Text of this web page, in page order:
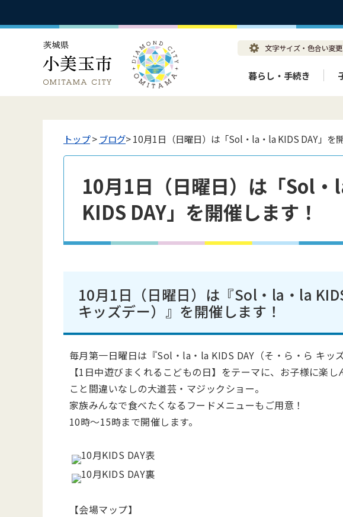
暮らし・手続き
トップ> ブログ> 10月1日（日曜日）は「Sol・la・la KIDS DAY」を
10月1日（日曜日）は「Sol
KIDS DAY」を開催します！
10月1日（日曜日）は『Sol・la・la
キッズデー）』を開催します！
毎月第一日曜日は『Sol・la・la KIDS DAY（そ・ら・ら キッ
【1日中遊びまくれるこどもの日】をテーマに、お子様に楽
こと間違いなしの大道芸・マジックショー。
家族みんなで食べたくなるフードメニューもご用意！
10時～15時まで開催します。
【会場マップ】